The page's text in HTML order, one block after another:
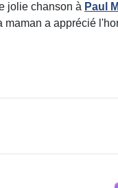
jolie chanson à Paul
maman a apprécié